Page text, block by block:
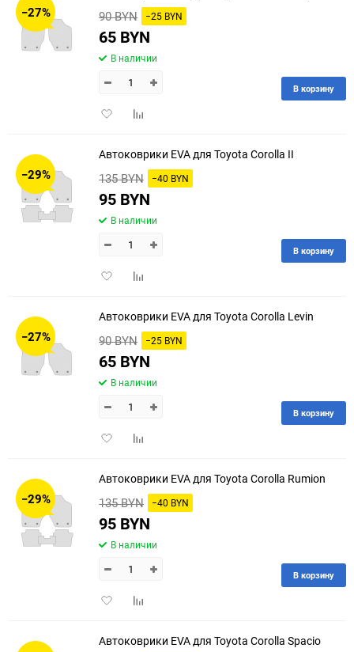
−27% 90 BYN −25 BYN
65 BYN
В наличии
ДобавитьДобавить
В корзину
−29%
Автоковрики EVA для Toyota Corolla II
135 BYN −40 BYN
95 BYN
В наличии
ДобавитьДобавить
В корзину
−27%
Автоковрики EVA для Toyota Corolla Levin
90 BYN −25 BYN
65 BYN
В наличии
ДобавитьДобавить
В корзину
−29%
Автоковрики EVA для Toyota Corolla Rumion
135 BYN −40 BYN
95 BYN
В наличии
ДобавитьДобавить
В корзину
Автоковрики EVA для Toyota Corolla Spacio